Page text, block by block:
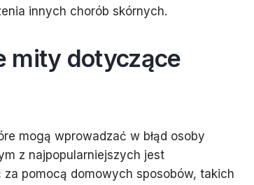
innych chorób skórnych.
mity dotyczące
mogą wprowadzać w błąd osoby
z najpopularniejszych jest
pomocą domowych sposobów, takich